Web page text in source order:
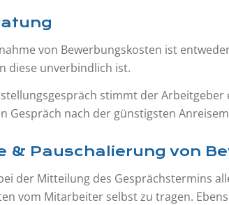
von Bewerbungskosten ist
diese unverbindlich ist.
stimmt der
Gespräch nach der günstigsten
& Pauschalierung von
der Mitteilung des Gesprächstermins
vom Mitarbeiter selbst zu tragen.